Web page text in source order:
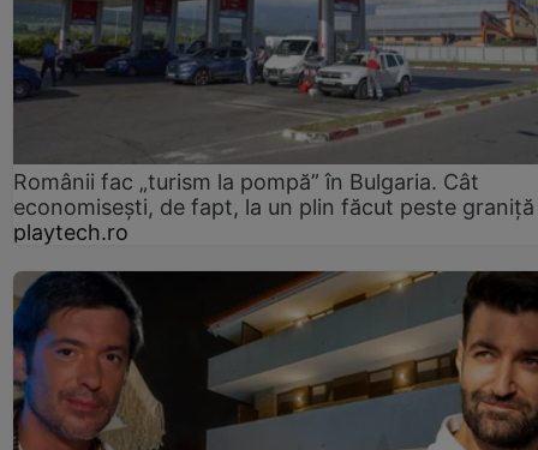
Românii fac „turism la pompă” în Bulgaria. Cât
economisești, de fapt, la un plin făcut peste graniță
playtech.ro